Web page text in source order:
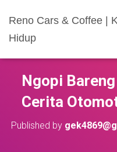
Reno Cars & Coffee |
Hidup
Ngopi
Cerita
Published by